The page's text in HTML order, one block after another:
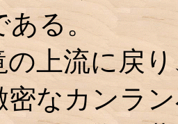
ある。
上流に戻り
密なカンラ